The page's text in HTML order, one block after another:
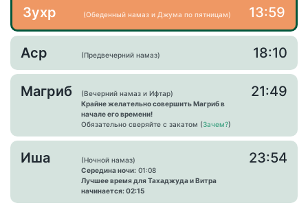
Зухр (Обеденный намаз и Джума по пятницам) 13:59
Аср (Предвечерний намаз) 18:10
Магриб
(Вечерний намаз и Ифтар)
Крайне желательно совершить Магриб в
начале его времени!
Обязательно сверяйте с закатом (Зачем?)
21:49
Иша
(Ночной намаз)
Середина ночи: 01:08
Лучшее время для Тахаджуда и Витра
начинается: 02:15
23:54